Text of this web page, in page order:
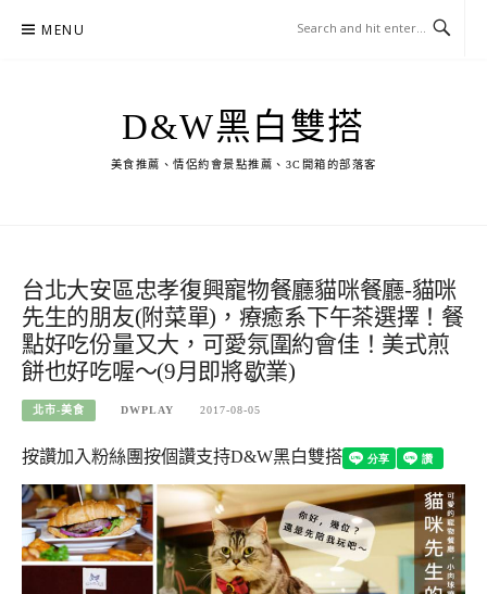
MENU
D&W黑白雙搭
美食推薦、情侶約會景點推薦、3C開箱的部落客
台北大安區忠孝復興寵物餐廳貓咪餐廳-貓咪
先生的朋友(附菜單)，療癒系下午茶選擇！餐
點好吃份量又大，可愛氛圍約會佳！美式煎
餅也好吃喔～(9月即將歇業)
北市-美食 DWPLAY 2017-08-05
按讚加入粉絲團按個讚支持D&W黑白雙搭